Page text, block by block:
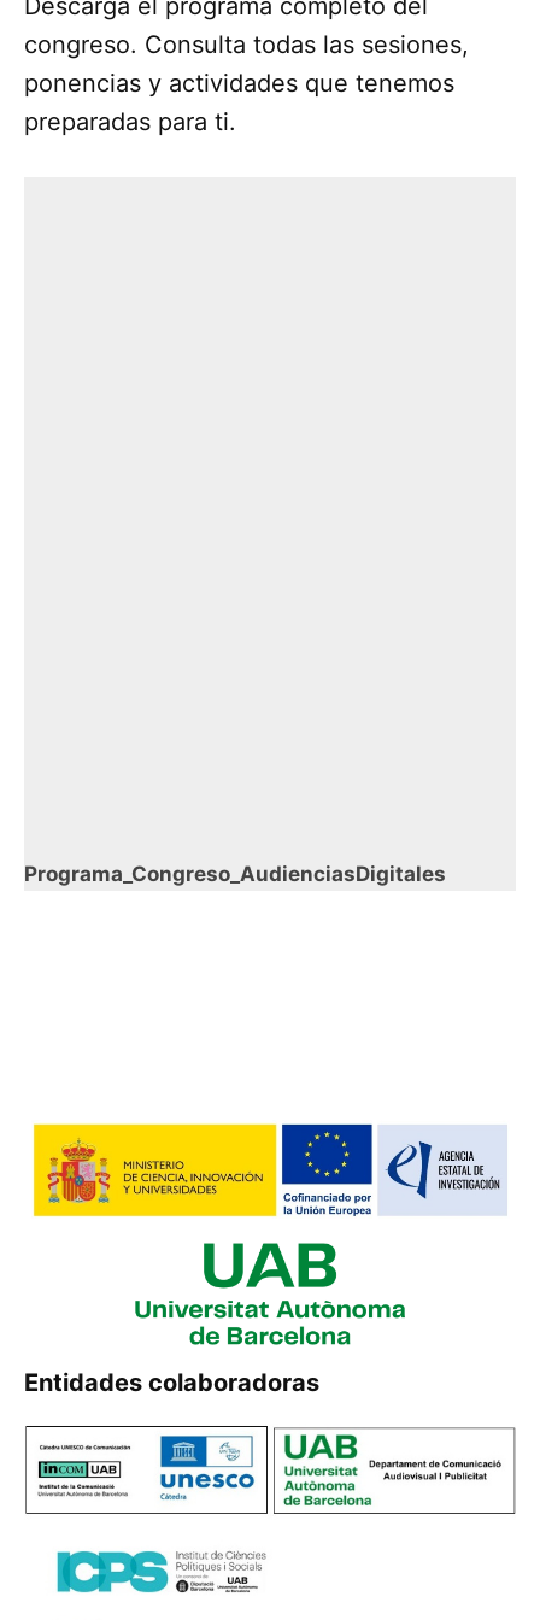
Descarga el programa completo del
congreso. Consulta todas las sesiones,
ponencias y actividades que tenemos
preparadas para ti.
Programa_Congreso_AudienciasDigitales
Entidades colaboradoras